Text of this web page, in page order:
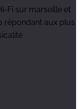
Fi sur marseille et
répondant aux plus